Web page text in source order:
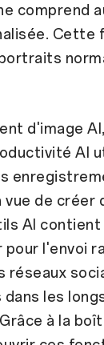
comprend
Cette
d'image AI,
AI
de créer
AI
l'envoi
les
à la